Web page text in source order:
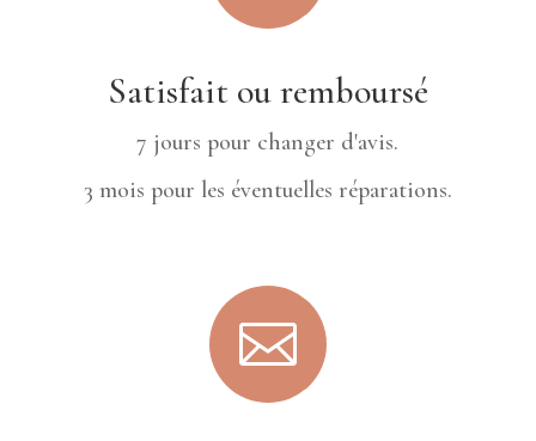
Satisfait ou remboursé
7 jours pour changer d'avis.
3 mois pour les éventuelles réparations.
